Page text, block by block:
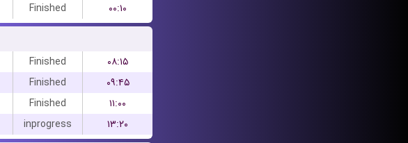
Finished
۰۰:۱۰
Finished
۰۸:۱۵
Finished
۰۹:۴۵
Finished
۱۱:۰۰
inprogress
۱۳:۲۰